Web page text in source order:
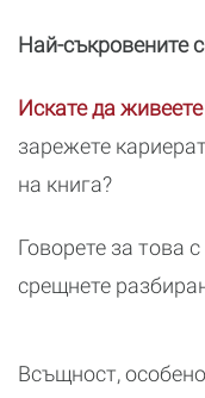
Най-съкровените
Искате да
зарежете
на книга?
Говорете за това
срещнете
Всъщност,